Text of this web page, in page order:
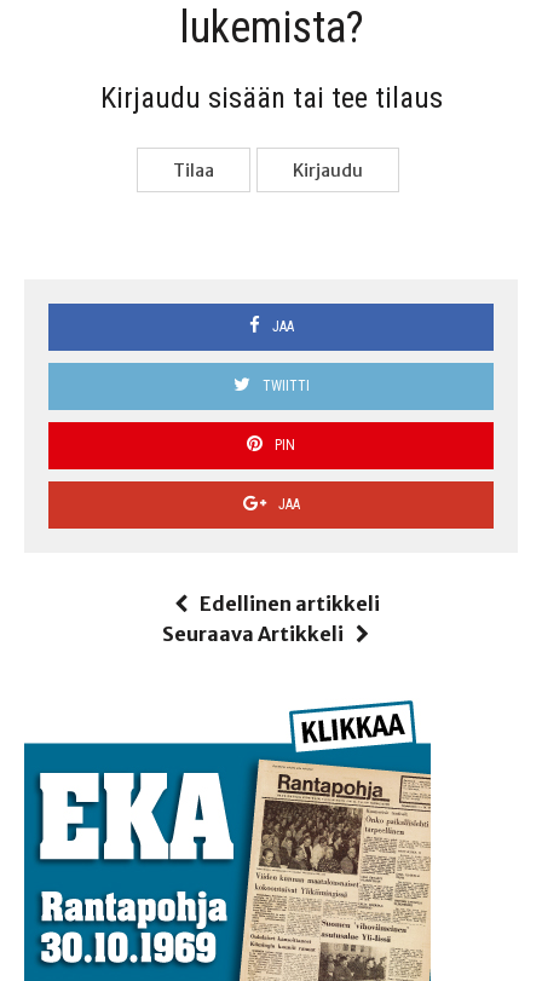
lukemista?
Kir­jau­du sisään tai tee tilaus
Tilaa Kir­jau­du
JAA
TWIITTI
PIN
JAA
Edellinen artikkeli
Seuraava Artikkeli